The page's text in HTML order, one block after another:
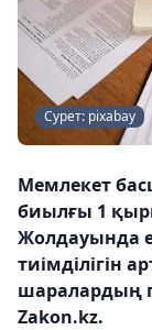
Сурет: pixabay
Мемлекет
биылғы 1
Жолдауында
тиімділігін
шаралардың
Zakon.kz.